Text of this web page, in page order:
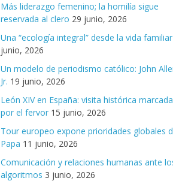
Más liderazgo femenino; la homilía sigue
reservada al clero 29 junio, 2026
Una “ecología integral” desde la vida familiar
junio, 2026
Un modelo de periodismo católico: John
Jr. 19 junio, 2026
León XIV en España: visita histórica marcada
por el fervor 15 junio, 2026
Tour europeo expone prioridades globales
Papa 11 junio, 2026
Comunicación y relaciones humanas ante
algoritmos 3 junio, 2026